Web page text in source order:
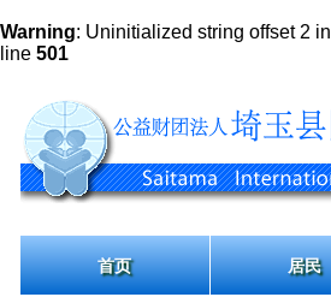
Warning: Uninitialized string offset 2 in
line 501
首页 居民